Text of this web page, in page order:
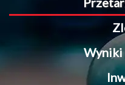
Wyniki